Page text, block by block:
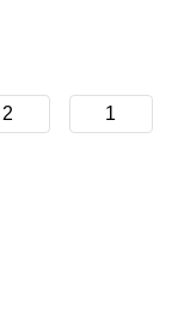
2 1